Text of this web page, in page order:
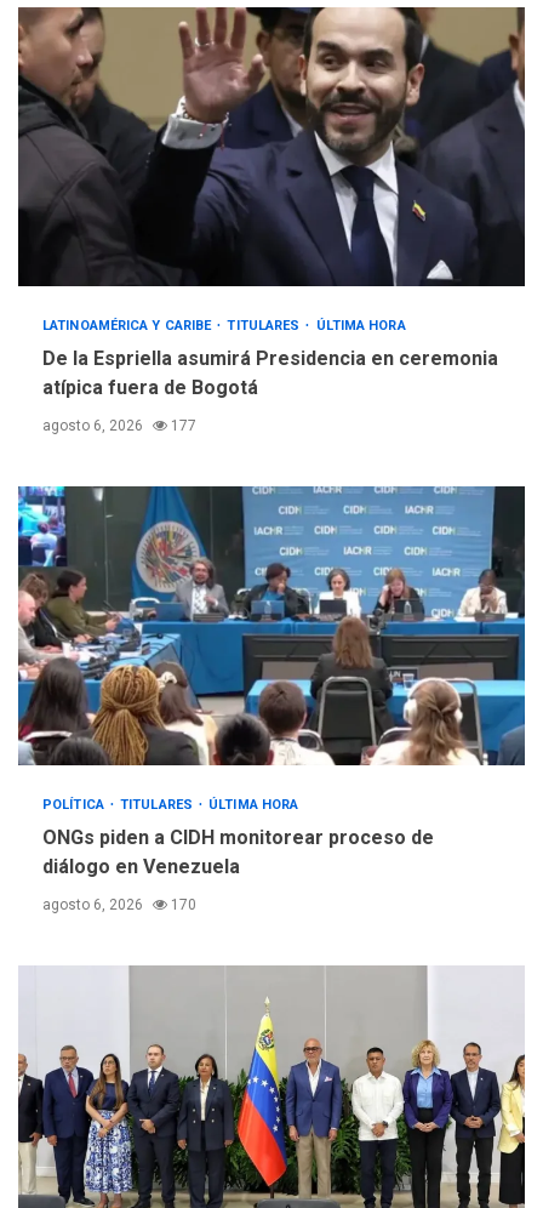
LATINOAMÉRICA Y CARIBE TITULARES ÚLTIMA HORA
De la Espriella asumirá Presidencia en ceremonia
atípica fuera de Bogotá
agosto 6, 2026 177
POLÍTICA TITULARES ÚLTIMA HORA
ONGs piden a CIDH monitorear proceso de
diálogo en Venezuela
agosto 6, 2026 170